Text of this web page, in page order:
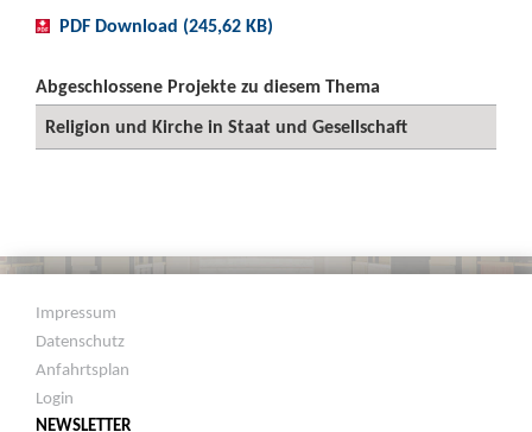
PDF Download (245,62 KB)
Abgeschlossene Projekte zu diesem Thema
Religion und Kirche in Staat und Gesellschaft
Impressum
Datenschutz
Anfahrtsplan
Login
NEWSLETTER